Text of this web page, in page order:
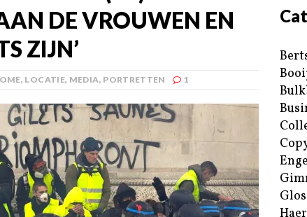
DE VROUWEN EN
ZIJN’
, LOCATIE, MEDIA, PORTRETTEN 1